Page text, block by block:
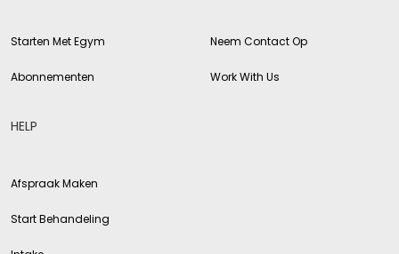
Starten Met Egym
Abonnementen
Neem Contact Op
Work With Us
HELP
Afspraak Maken
Start Behandeling